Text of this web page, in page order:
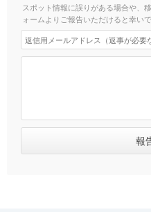
スポット情報に誤りがある場合や、
ォームよりご報告いただけると幸いで